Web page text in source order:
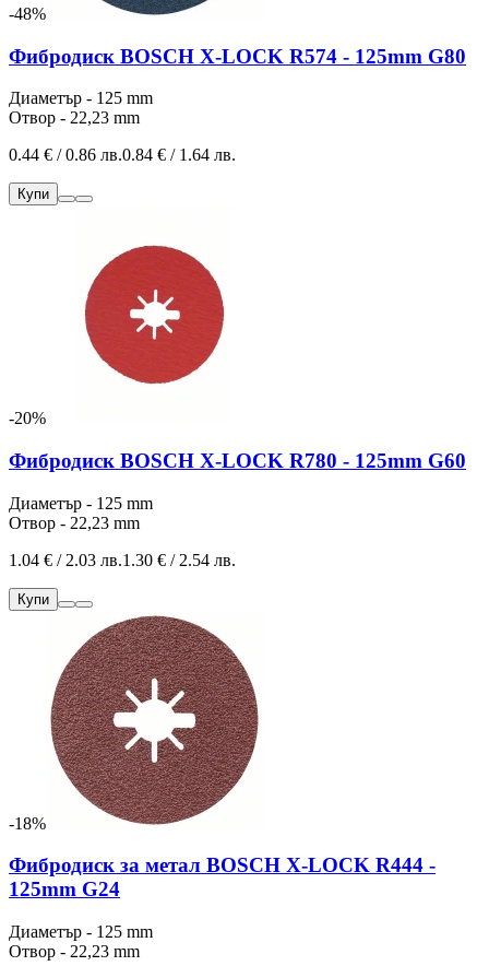
-48%
Фибродиск BOSCH X-LOCK R574 - 125mm G80
Диаметър - 125 mm
Отвор - 22,23 mm
0.44 € / 0.86 лв.0.84 € / 1.64 лв.
Купи
-20%
Фибродиск BOSCH X-LOCK R780 - 125mm G60
Диаметър - 125 mm
Отвор - 22,23 mm
1.04 € / 2.03 лв.1.30 € / 2.54 лв.
Купи
-18%
Фибродиск за метал BOSCH X-LOCK R444 -
125mm G24
Диаметър - 125 mm
Отвор - 22,23 mm